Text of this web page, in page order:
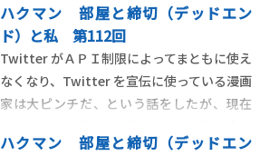
日また見に行っていたりとリピ率が異常な
のでさぞ良い映画なのだろう。しかし、同じ
映画を常軌を逸した回数見ている、という
意味では私だって実写デビルマンを何回見
たか覚えてい
ハクマン 部屋と締切（デッドエン
ド）と私 第112回
Twitter がＡＰＩ制限によってまともに使え
なくなり、Twitter を宣伝に使っている漫画
家は大ピンチだ、という話をしたが、現在
で通り Twitter に仕事を害され続けてい
ハクマン 部屋と締切（デッドエン